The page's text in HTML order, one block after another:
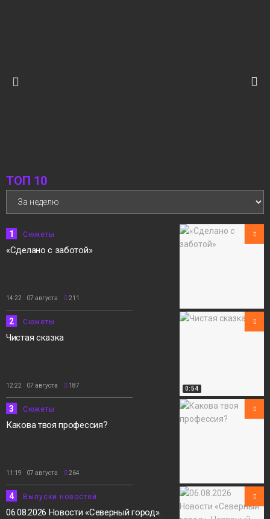
06 августа
ТОП 10
1 Сюжеты
«Сделано с заботой»
14:22 07 августа 211
0:54
2 Сюжеты
Чистая сказка
12:22 07 августа 187
3 Сюжеты
Какова твоя профессия?
11:19 07 августа 264
4 Выпуски новостей
06.08.2026 Новости «Северный город».